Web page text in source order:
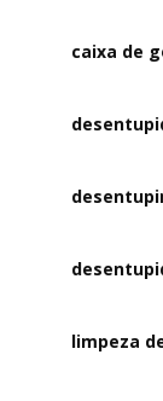
caixa de
limpeza